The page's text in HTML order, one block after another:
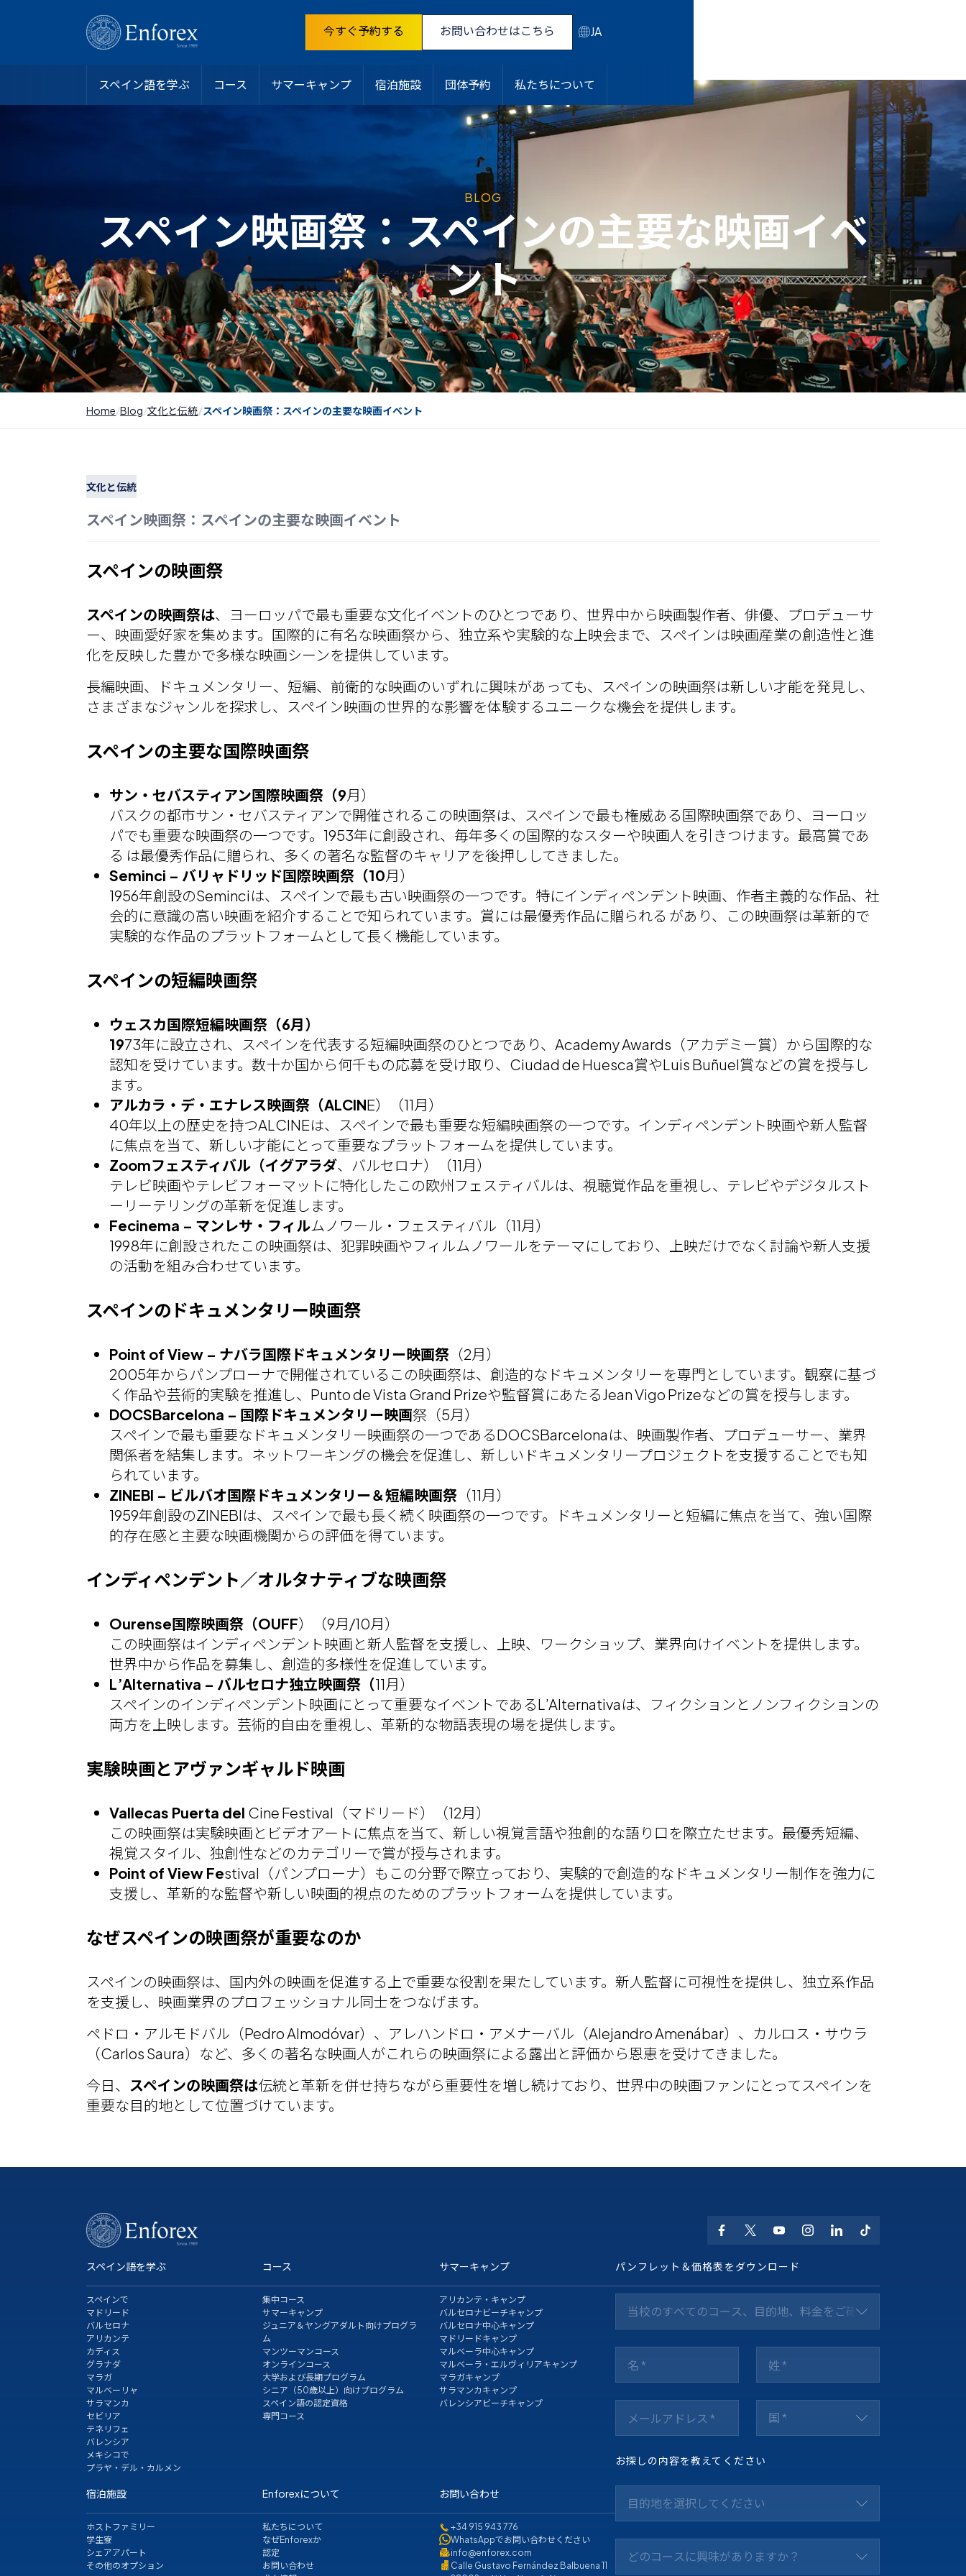
今すぐ予約する お問い合わせはこちら JA
スペイン語を学ぶ コース サマーキャンプ 宿泊施設 団体予約 私たちについて
大学・長期プログラム
50歳以上向けプログラム
スペイン語認定
専門コース
マルベーラ・エルビリア
マルベーラ中心部
サラマンカ
バレンシアビーチ
リーダーシッププログラム
よくある質問
スペイン語レベルテスト
ブログ
BLOG
スペイン映画祭：スペインの主要な映画イベ
ント
Home Blog 文化と伝統 スペイン映画祭：スペインの主要な映画イベント
文化と伝統
スペイン映画祭：スペインの主要な映画イベント
スペインの映画祭
スペインの映画祭は、ヨーロッパで最も重要な文化イベントのひとつであり、世界中から映画製作者、俳優、プロデューサ
ー、映画愛好家を集めます。国際的に有名な映画祭から、独立系や実験的な上映会まで、スペインは映画産業の創造性と進
化を反映した豊かで多様な映画シーンを提供しています。
長編映画、ドキュメンタリー、短編、前衛的な映画のいずれに興味があっても、スペインの映画祭は新しい才能を発見し、
さまざまなジャンルを探求し、スペイン映画の世界的な影響を体験するユニークな機会を提供します。
スペインの主要な国際映画祭
サン・セバスティアン国際映画祭（9月）
バスクの都市サン・セバスティアンで開催されるこの映画祭は、スペインで最も権威ある国際映画祭であり、ヨーロッ
パでも重要な映画祭の一つです。1953年に創設され、毎年多くの国際的なスターや映画人を引きつけます。最高賞であ
る は最優秀作品に贈られ、多くの著名な監督のキャリアを後押ししてきました。
Seminci – バリャドリッド国際映画祭（10月）
1956年創設のSeminciは、スペインで最も古い映画祭の一つです。特にインディペンデント映画、作者主義的な作品、社
会的に意識の高い映画を紹介することで知られています。賞には最優秀作品に贈られる があり、この映画祭は革新的で
実験的な作品のプラットフォームとして長く機能しています。
スペインの短編映画祭
ウェスカ国際短編映画祭（6月）
1973年に設立され、スペインを代表する短編映画祭のひとつであり、Academy Awards（アカデミー賞）から国際的な
認知を受けています。数十か国から何千もの応募を受け取り、Ciudad de Huesca賞やLuis Buñuel賞などの賞を授与し
ます。
アルカラ・デ・エナレス映画祭（ALCINE）（11月）
40年以上の歴史を持つALCINEは、スペインで最も重要な短編映画祭の一つです。インディペンデント映画や新人監督
に焦点を当て、新しい才能にとって重要なプラットフォームを提供しています。
Zoomフェスティバル（イグアラダ、バルセロナ）（11月）
テレビ映画やテレビフォーマットに特化したこの欧州フェスティバルは、視聴覚作品を重視し、テレビやデジタルスト
ーリーテリングの革新を促進します。
Fecinema – マンレサ・フィルムノワール・フェスティバル（11月）
1998年に創設されたこの映画祭は、犯罪映画やフィルムノワールをテーマにしており、上映だけでなく討論や新人支援
の活動を組み合わせています。
スペインのドキュメンタリー映画祭
Point of View – ナバラ国際ドキュメンタリー映画祭 （2月）
2005年からパンプローナで開催されているこの映画祭は、創造的なドキュメンタリーを専門としています。観察に基づ
く作品や芸術的実験を推進し、Punto de Vista Grand Prizeや監督賞にあたるJean Vigo Prizeなどの賞を授与します。
DOCSBarcelona – 国際ドキュメンタリー映画祭（5月）
スペインで最も重要なドキュメンタリー映画祭の一つであるDOCSBarcelonaは、映画製作者、プロデューサー、業界
関係者を結集します。ネットワーキングの機会を促進し、新しいドキュメンタリープロジェクトを支援することでも知
られています。
ZINEBI – ビルバオ国際ドキュメンタリー＆短編映画祭 （11月）
1959年創設のZINEBIは、スペインで最も長く続く映画祭の一つです。ドキュメンタリーと短編に焦点を当て、強い国際
的存在感と主要な映画機関からの評価を得ています。
インディペンデント／オルタナティブな映画祭
Ourense国際映画祭（OUFF）（9月/10月）
この映画祭はインディペンデント映画と新人監督を支援し、上映、ワークショップ、業界向けイベントを提供します。
世界中から作品を募集し、創造的多様性を促進しています。
L’Alternativa – バルセロナ独立映画祭（11月）
スペインのインディペンデント映画にとって重要なイベントであるL’Alternativaは、フィクションとノンフィクションの
両方を上映します。芸術的自由を重視し、革新的な物語表現の場を提供します。
実験映画とアヴァンギャルド映画
Vallecas Puerta del Cine Festival（マドリード）（12月）
この映画祭は実験映画とビデオアートに焦点を当て、新しい視覚言語や独創的な語り口を際立たせます。最優秀短編、
視覚スタイル、独創性などのカテゴリーで賞が授与されます。
Point of View Festival（パンプローナ）もこの分野で際立っており、実験的で創造的なドキュメンタリー制作を強力に
支援し、革新的な監督や新しい映画的視点のためのプラットフォームを提供しています。
なぜスペインの映画祭が重要なのか
スペインの映画祭は、国内外の映画を促進する上で重要な役割を果たしています。新人監督に可視性を提供し、独立系作品
を支援し、映画業界のプロフェッショナル同士をつなげます。
ペドロ・アルモドバル（Pedro Almodóvar）、アレハンドロ・アメナーバル（Alejandro Amenábar）、カルロス・サウラ
（Carlos Saura）など、多くの著名な映画人がこれらの映画祭による露出と評価から恩恵を受けてきました。
今日、 スペインの映画祭は伝統と革新を併せ持ちながら重要性を増し続けており、世界中の映画ファンにとってスペインを
重要な目的地として位置づけています。
スペイン語を学ぶ
スペインで
マドリード
バルセロナ
アリカンテ
カディス
グラナダ
マラガ
マルベーリャ
サラマンカ
セビリア
テネリフェ
バレンシア
メキシコで
プラヤ・デル・カルメン
コース
集中コース
サマーキャンプ
ジュニア＆ヤングアダルト向けプログラ
ム
マンツーマンコース
オンラインコース
大学および長期プログラム
シニア（50歳以上）向けプログラム
スペイン語の認定資格
専門コース
サマーキャンプ
アリカンテ・キャンプ
バルセロナビーチキャンプ
バルセロナ中心キャンプ
マドリードキャンプ
マルベーラ中心キャンプ
マルベーラ・エルヴィリアキャンプ
マラガキャンプ
サラマンカキャンプ
バレンシアビーチキャンプ
宿泊施設
ホストファミリー
学生寮
シェアアパート
その他のオプション
Enforexについて
私たちについて
なぜEnforexか
認定
お問い合わせ
お問い合わせ
+34 915 943 776
WhatsAppでお問い合わせください
info@enforex.com
Calle Gustavo Fernández Balbuena 11
パンフレット＆価格表をダウンロード
当校のすべてのコース、目的地、料金をご確認ください *
国 *
お探しの内容を教えてください
目的地を選択してください
どのコースに興味がありますか？